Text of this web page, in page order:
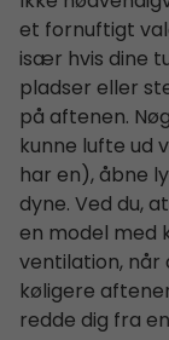
et fornuftigt
især hvis dine
pladser eller
på aftenen.
kunne lufte ud
har en), åbne
dyne. Ved du,
en model med
ventilation, når
køligere
redde dig fra